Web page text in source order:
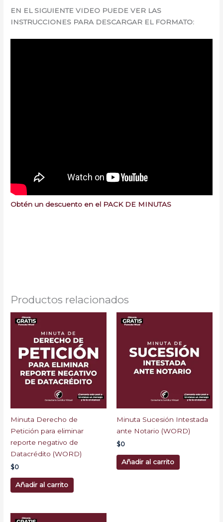
EN EL SIGUIENTE VIDEO PUEDE VER LAS
INSTRUCCIONES PARA DESCARGAR EL FORMATO:
Obtén un descuento en el PACK DE MINUTAS
Productos relacionados
Minuta Derecho de
Petición para eliminar
reporte negativo de
Datacrédito (WORD)
$0
Añadir al carrito
Minuta Sucesión Intestada
ante Notario (WORD)
$0
Añadir al carrito